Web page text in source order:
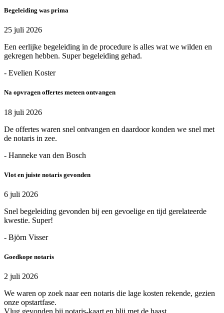
Begeleiding was prima
25 juli 2026
Een eerlijke begeleiding in de procedure is alles wat we wilden en
gekregen hebben. Super begeleiding gehad.
- Evelien Koster
Na opvragen offertes meteen ontvangen
18 juli 2026
De offertes waren snel ontvangen en daardoor konden we snel met
de notaris in zee.
- Hanneke van den Bosch
Vlot en juiste notaris gevonden
6 juli 2026
Snel begeleiding gevonden bij een gevoelige en tijd gerelateerde
kwestie. Super!
- Björn Visser
Goedkope notaris
2 juli 2026
We waren op zoek naar een notaris die lage kosten rekende, gezien
onze opstartfase.